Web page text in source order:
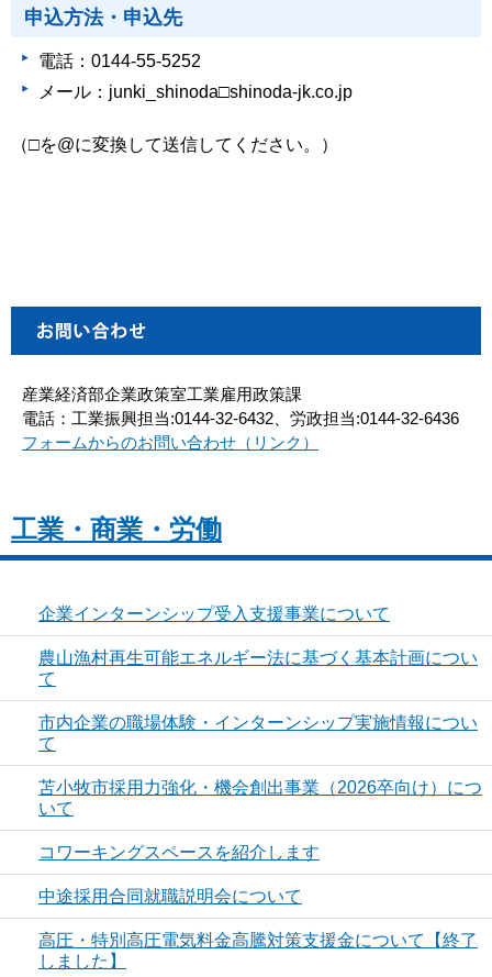
申込方法・申込先
電話：0144-55-5252
メール：junki_shinoda□shinoda-jk.co.jp
（□を@に変換して送信してください。）
産業経済部企業政策室工業雇用政策課
電話：工業振興担当:0144-32-6432、労政担当:0144-32-6436
フォームからのお問い合わせ（リンク）
工業・商業・労働
企業インターンシップ受入支援事業について
農山漁村再生可能エネルギー法に基づく基本計画につい
て
市内企業の職場体験・インターンシップ実施情報につい
て
苫小牧市採用力強化・機会創出事業（2026卒向け）につ
いて
コワーキングスペースを紹介します
中途採用合同就職説明会について
高圧・特別高圧電気料金高騰対策支援金について【終了
しました】